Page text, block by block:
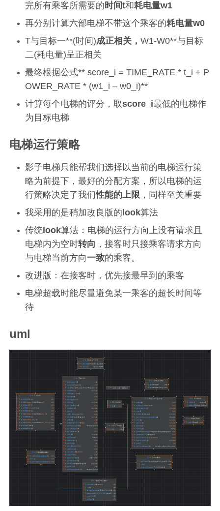
完所有乘客所需要的时间t和耗电量w1
再分别计算六部电梯不带这个乘客的耗电量w0
T与目标一**(时间)成正相关，W1-W0**与目标
二(耗电量)呈正相关
最终根据公式** score_i = TIME_RATE * t_i + P
OWER_RATE * (w1_i – w0_i)**
计算每个电梯的评分，取score_i最低的电梯作
为目标电梯
电梯运行策略
影子电梯只能帮我们选择以当前的电梯运行策
略为前提下，最好的分配方案，所以电梯的运
行策略决定了我们性能的上限 ，同样至关重要
我采用的是稍加改良版的 look算法
传统 look算法：电梯的运行方向上没有请求且
电梯内为空时转向 ，接客时只接乘客请求方向
与电梯当前方向一致的乘客。
改进版：在接客时，优先接最早到的乘客
电梯超载时能尽量避免某一乘客的超长时间等
待
uml